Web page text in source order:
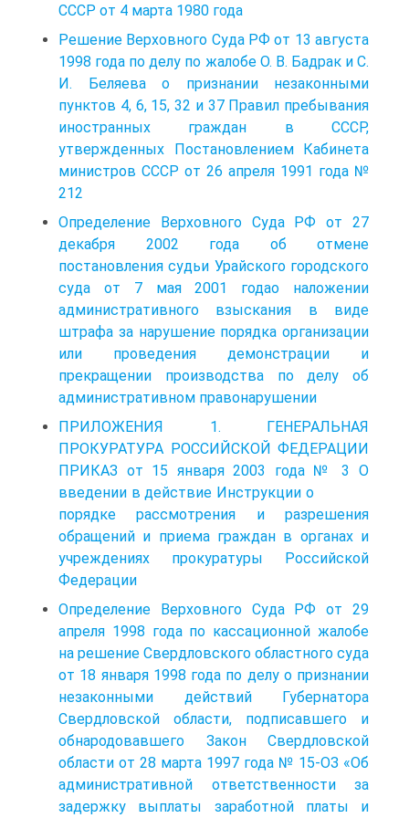
СССР от 4 марта 1980 года
Решение Верховного Суда РФ от 13 августа
1998 года по делу по жалобе О. В. Бадрак и С.
И. Беляева о признании незаконными
пунктов 4, 6, 15, 32 и 37 Правил пребывания
иностранных граждан в СССР,
утвержденных Постановлением Кабинета
министров СССР от 26 апреля 1991 года №
212
Определение Верховного Суда РФ от 27
декабря 2002 года об отмене
постановления судьи Урайского городского
суда от 7 мая 2001 годао наложении
административного взыскания в виде
штрафа за нарушение порядка организации
или проведения демонстрации и
прекращении производства по делу об
административном правонарушении
ПРИЛОЖЕНИЯ 1. ГЕНЕРАЛЬНАЯ
ПРОКУРАТУРА РОССИЙСКОЙ ФЕДЕРАЦИИ
ПРИКАЗ от 15 января 2003 года № 3 О
введении в действие Инструкции о
порядке рассмотрения и разрешения
обращений и приема граждан в органах и
учреждениях прокуратуры Российской
Федерации
Определение Верховного Суда РФ от 29
апреля 1998 года по кассационной жалобе
на решение Свердловского областного суда
от 18 января 1998 года по делу о признании
незаконными действий Губернатора
Свердловской области, подписавшего и
обнародовавшего Закон Свердловской
области от 28 марта 1997 года № 15-ОЗ «Об
административной ответственности за
задержку выплаты заработной платы и